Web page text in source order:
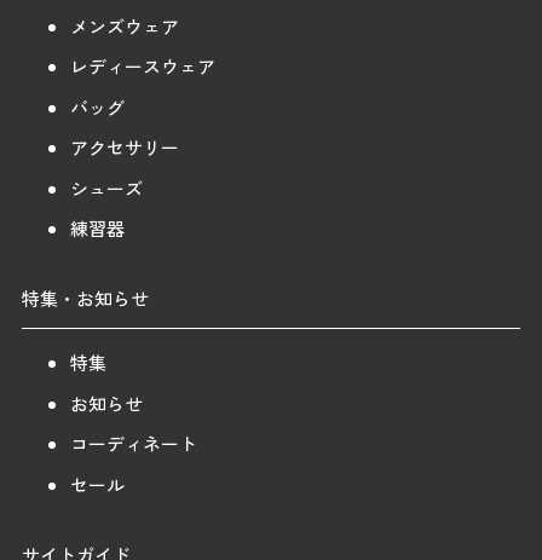
メンズウェア
レディースウェア
バッグ
アクセサリー
シューズ
練習器
特集・お知らせ
特集
お知らせ
コーディネート
セール
サイトガイド